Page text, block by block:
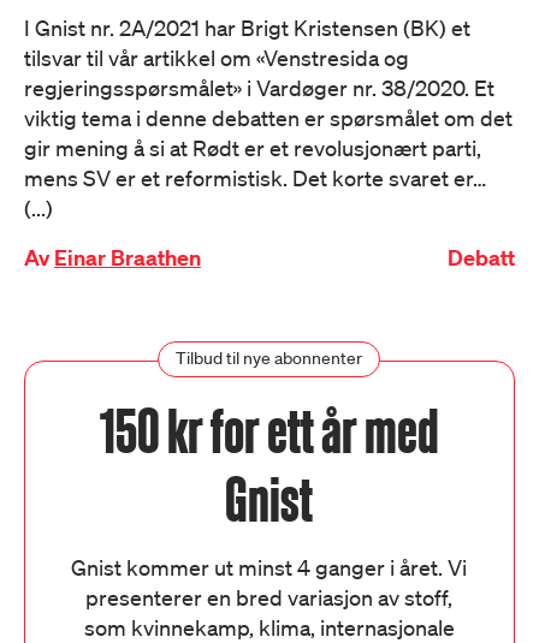
I Gnist nr. 2A/2021 har Brigt Kristensen (BK) et
tilsvar til vår artikkel om «Venstresida og
regjeringsspørsmålet» i Vardøger nr. 38/2020. Et
viktig tema i denne debatten er spørsmålet om det
gir mening å si at Rødt er et revolusjonært parti,
mens SV er et reformistisk. Det korte svaret er…
(...)
AvEinar Braathen Debatt
Tilbud til nye abonnenter
150 kr for ett år med
Gnist
Gnist kommer ut minst 4 ganger i året. Vi
presenterer en bred variasjon av stoff,
som kvinnekamp, klima, internasjonale